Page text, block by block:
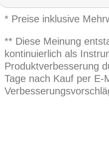
* Preise inklusive
** Diese Meinung
kontinuierlich als
Produktverbesserung
Tage nach Kauf per E-